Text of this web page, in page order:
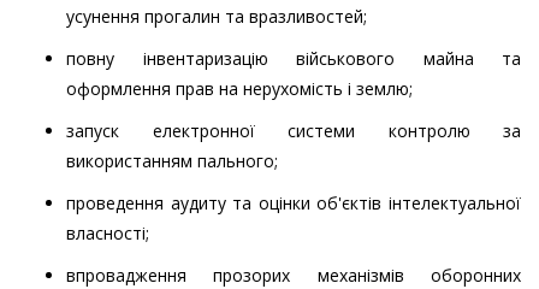
усунення прогалин та вразливостей;
повну інвентаризацію військового майна та
оформлення прав на нерухомість і землю;
запуск електронної системи контролю за
використанням пального;
проведення аудиту та оцінки об'єктів інтелектуальної
власності;
впровадження прозорих механізмів оборонних